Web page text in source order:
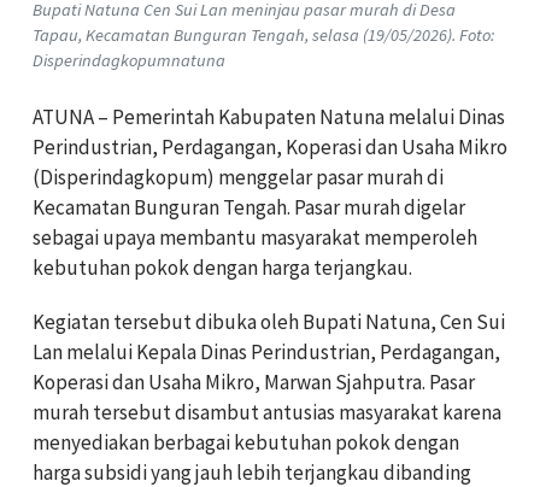
Bupati Natuna Cen Sui Lan meninjau pasar murah di Desa
Tapau, Kecamatan Bunguran Tengah, selasa (19/05/2026). Foto:
Disperindagkopumnatuna
ATUNA – Pemerintah Kabupaten Natuna melalui Dinas
Perindustrian, Perdagangan, Koperasi dan Usaha Mikro
(Disperindagkopum) menggelar pasar murah di
Kecamatan Bunguran Tengah. Pasar murah digelar
sebagai upaya membantu masyarakat memperoleh
kebutuhan pokok dengan harga terjangkau.
Kegiatan tersebut dibuka oleh Bupati Natuna,Cen Sui
Lanmelalui Kepala Dinas Perindustrian, Perdagangan,
Koperasi dan Usaha Mikro, Marwan Sjahputra. Pasar
murah tersebut disambut antusias masyarakat karena
menyediakan berbagai kebutuhan pokok dengan
harga subsidi yang jauh lebih terjangkau dibanding